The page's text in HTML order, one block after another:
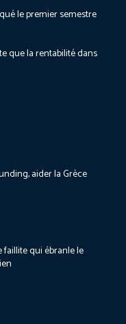
le premier semestre
que la rentabilité dans
aider la Grèce
faillite qui ébranle le